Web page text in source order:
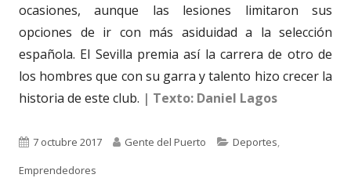
ocasiones, aunque las lesiones limitaron sus
opciones de ir con más asiduidad a la selección
española. El Sevilla premia así la carrera de otro de
los hombres que con su garra y talento hizo crecer la
historia de este club. | Texto: Daniel Lagos
Publicado
el
7 octubre 2017 Autor
Gente del Puerto Categorías
Deportes,
Emprendedores